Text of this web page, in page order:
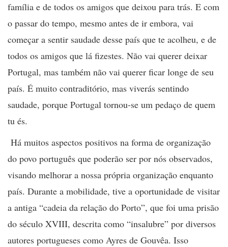
família e de todos os amigos que deixou para trás. E com
o passar do tempo, mesmo antes de ir embora, vai
começar a sentir saudade desse país que te acolheu, e de
todos os amigos que lá fizestes. Não vai querer deixar
Portugal, mas também não vai querer ficar longe de seu
país. É muito contraditório, mas viverás sentindo
saudade, porque Portugal tornou-se um pedaço de quem
tu és.
Há muitos aspectos positivos na forma de organização
do povo português que poderão ser por nós observados,
visando melhorar a nossa própria organização enquanto
país. Durante a mobilidade, tive a oportunidade de visitar
a antiga “cadeia da relação do Porto”, que foi uma prisão
do século XVIII, descrita como “insalubre” por diversos
autores portugueses como Ayres de Gouvêa. Isso